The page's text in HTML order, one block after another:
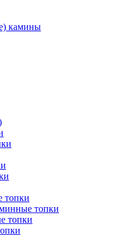
камины
топки
топки
топки